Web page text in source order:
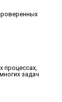
процессах,
задач